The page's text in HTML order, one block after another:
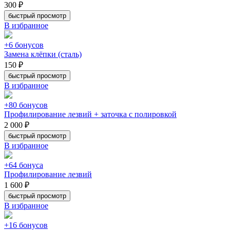
300 ₽
быстрый просмотр
В избранное
+6 бонусов
Замена клёпки (сталь)
150 ₽
быстрый просмотр
В избранное
+80 бонусов
Профилирование лезвий + заточка с полировкой
2 000 ₽
быстрый просмотр
В избранное
+64 бонуса
Профилирование лезвий
1 600 ₽
быстрый просмотр
В избранное
+16 бонусов